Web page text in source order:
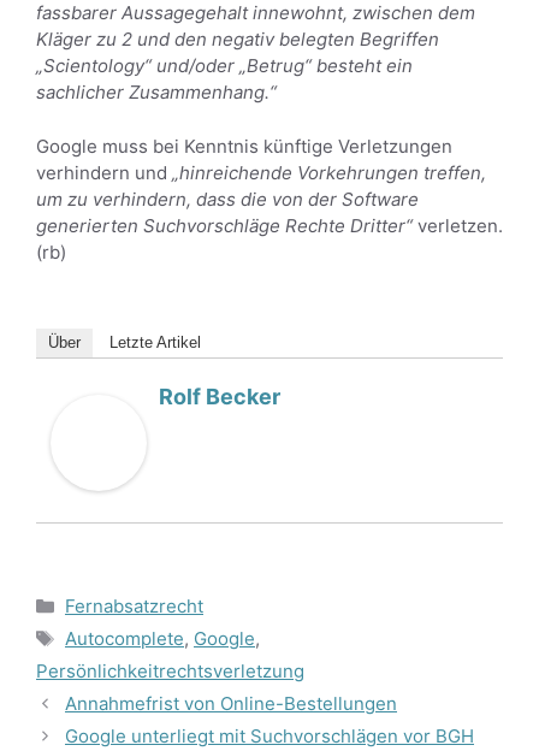
fassbarer Aussagegehalt innewohnt, zwischen dem
Kläger zu 2 und den negativ belegten Begriffen
„Scientology“ und/oder „Betrug“ besteht ein
sachlicher Zusammenhang.“
Google muss bei Kenntnis künftige Verletzungen
verhindern und „hinreichende Vorkehrungen treffen,
um zu verhindern, dass die von der Software
generierten Suchvorschläge Rechte Dritter“verletzen.
(rb)
Über Letzte Artikel
Rolf Becker
Kategorien
Fernabsatzrecht
Schlagwörter
Autocomplete, Google,
Persönlichkeitrechtsverletzung
Annahmefrist von Online-Bestellungen
Google unterliegt mit Suchvorschlägen vor BGH